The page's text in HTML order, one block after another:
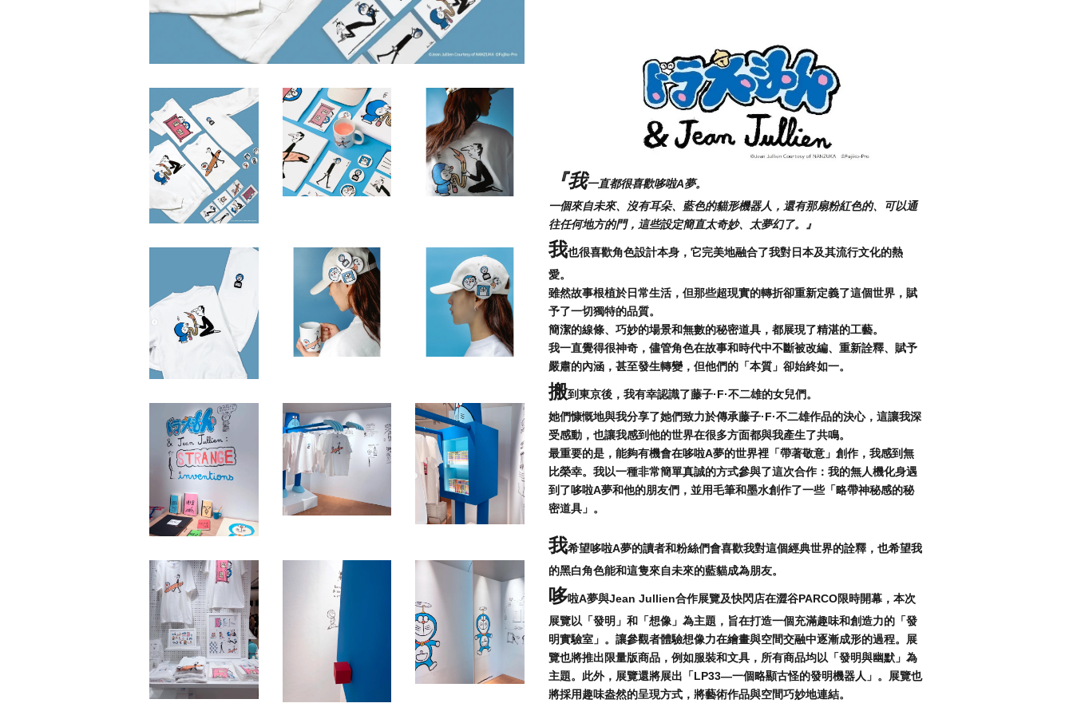
『我一直都很喜歡哆啦A夢。
一個來自未來、沒有耳朵、藍色的貓形機器人，還有那扇粉紅色的、可以通
往任何地方的門，這些設定簡直太奇妙、太夢幻了。』
我也很喜歡角色設計本身，它完美地融合了我對日本及其流行文化的熱
愛。
雖然故事根植於日常生活，但那些超現實的轉折卻重新定義了這個世界，賦
予了一切獨特的品質。
簡潔的線條、巧妙的場景和無數的秘密道具，都展現了精湛的工藝。
我一直覺得很神奇，儘管角色在故事和時代中不斷被改編、重新詮釋、賦予
嚴肅的內涵，甚至發生轉變，但他們的「本質」卻始終如一。
搬到東京後，我有幸認識了藤子·F·不二雄的女兒們。
她們慷慨地與我分享了她們致力於傳承藤子·F·不二雄作品的決心，這讓我深
受感動，也讓我感到他的世界在很多方面都與我產生了共鳴。
最重要的是，能夠有機會在哆啦A夢的世界裡「帶著敬意」創作，我感到無
比榮幸。我以一種非常簡單真誠的方式參與了這次合作：我的無人機化身遇
到了哆啦A夢和他的朋友們，並用毛筆和墨水創作了一些「略帶神秘感的秘
密道具」。
我希望哆啦A夢的讀者和粉絲們會喜歡我對這個經典世界的詮釋，也希望我
的黑白角色能和這隻來自未來的藍貓成為朋友。
哆啦A夢與Jean Jullien合作展覽及快閃店在澀谷PARCO限時開幕，本次
展覽以「發明」和「想像」為主題，旨在打造一個充滿趣味和創造力的「發
明實驗室」。 讓參觀者體驗想像力在繪畫與空間交融中逐漸成形的過程。展
覽也將推出限量版商品，例如服裝和文具，所有商品均以「發明與幽默」為
主題。此外，展覽還將展出「LP33—一個略顯古怪的發明機器人」。展覽也
將採用趣味盎然的呈現方式，將藝術作品與空間巧妙地連結。